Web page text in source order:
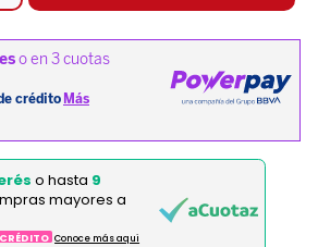
o hasta 9
mayores a
Conoce más aqui